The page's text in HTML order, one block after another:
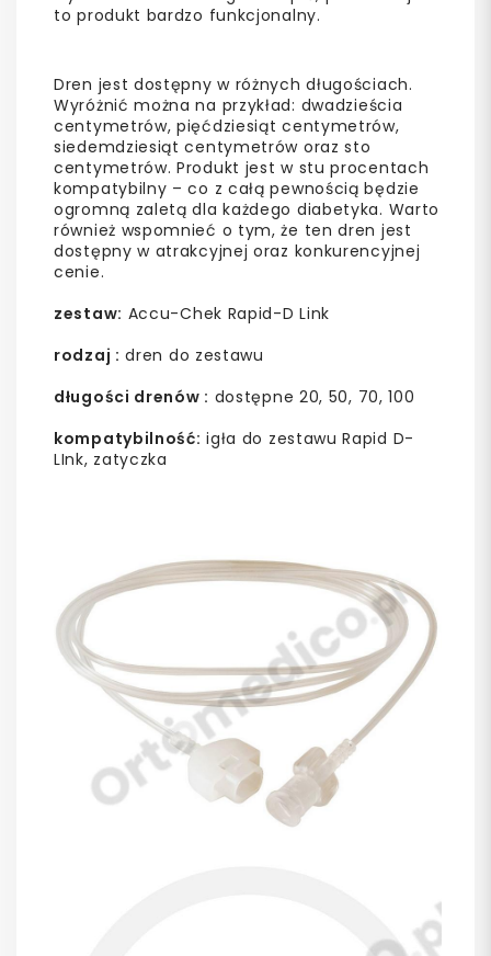
to produkt bardzo funkcjonalny.
Dren jest dostępny w różnych długościach.
Wyróżnić można na przykład: dwadzieścia
centymetrów, pięćdziesiąt centymetrów,
siedemdziesiąt centymetrów oraz sto
centymetrów. Produkt jest w stu procentach
kompatybilny – co z całą pewnością będzie
ogromną zaletą dla każdego diabetyka. Warto
również wspomnieć o tym, że ten dren jest
dostępny w atrakcyjnej oraz konkurencyjnej
cenie.
zestaw: Accu-Chek Rapid-D Link
rodzaj : dren do zestawu
długości drenów : dostępne 20, 50, 70, 100
kompatybilność: igła do zestawu Rapid D-
LInk, zatyczka